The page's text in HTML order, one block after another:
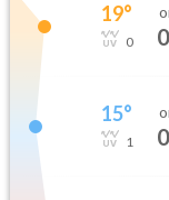
19°
0
15°
1